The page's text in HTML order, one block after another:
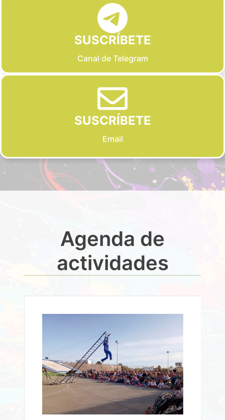
SUSCRÍBETE
Canal de Telegram
SUSCRÍBETE
Email
Agenda de
actividades